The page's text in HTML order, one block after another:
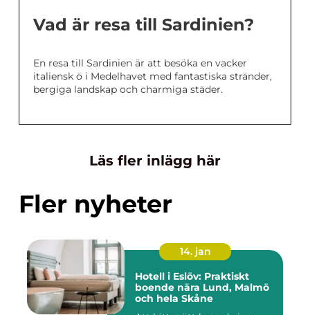
Vad är resa till Sardinien?
En resa till Sardinien är att besöka en vacker
italiensk ö i Medelhavet med fantastiska stränder,
bergiga landskap och charmiga städer.
Läs fler inlägg här
Fler nyheter
14. jan
Hotell i Eslöv: Praktiskt
boende nära Lund, Malmö
och hela Skåne